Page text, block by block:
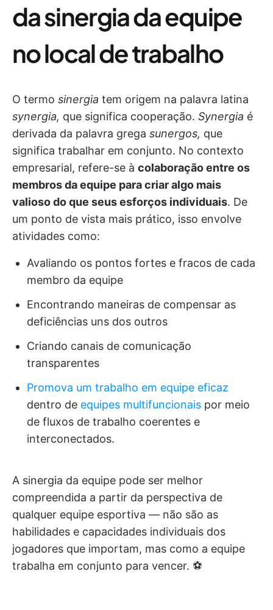
da sinergia da equipe
no local de trabalho
O termo sinergia tem origem na palavra latina
synergia, que significa cooperação. Synergia é
derivada da palavra grega sunergos, que
significa trabalhar em conjunto. No contexto
empresarial, refere-se à colaboração entre os
membros da equipe para criar algo mais
valioso do que seus esforços individuais. De
um ponto de vista mais prático, isso envolve
atividades como:
Avaliando os pontos fortes e fracos de cada
membro da equipe
Encontrando maneiras de compensar as
deficiências uns dos outros
Criando canais de comunicação
transparentes
Promova um trabalho em equipe eficaz
dentro de equipes multifuncionais por meio
de fluxos de trabalho coerentes e
interconectados.
A sinergia da equipe pode ser melhor
compreendida a partir da perspectiva de
qualquer equipe esportiva — não são as
habilidades e capacidades individuais dos
jogadores que importam, mas como a equipe
trabalha em conjunto para vencer. ⚽